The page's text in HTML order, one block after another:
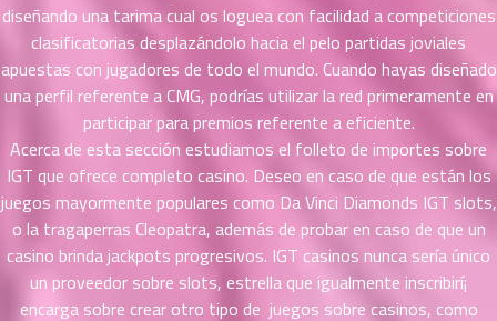
diseñando una tarima cual os loguea con facilidad a competiciones
clasificatorias desplazándolo hacia el pelo partidas joviales
apuestas con jugadores de todo el mundo. Cuando hayas diseñado
una perfil referente a CMG, podrías utilizar la red primeramente en
participar para premios referente a eficiente.
Acerca de esta sección estudiamos el folleto de importes sobre
IGT que ofrece completo casino. Deseo en caso de que están los
juegos mayormente populares como Da Vinci Diamonds IGT slots,
o la tragaperras Cleopatra, además de probar en caso de que un
casino brinda jackpots progresivos. IGT casinos nunca serí­a único
un proveedor sobre slots, estrella que igualmente inscribirí¡
encarga sobre crear otro tipo de juegos sobre casinos, como
ที่
47
ตอน
ที่
48
ตอน
ที่
ธ์
49
ตอน
ที่